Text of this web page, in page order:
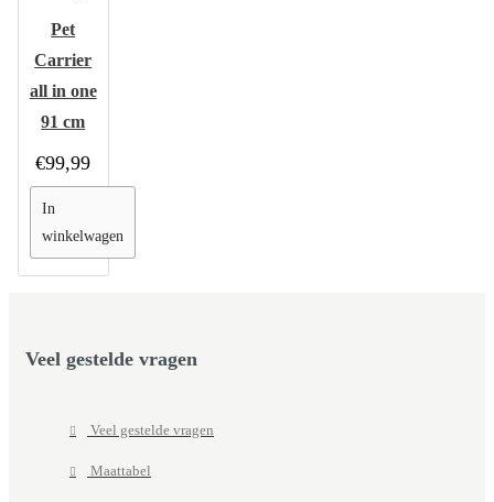
Pet
Carrier
all in one
91 cm
€99,99
In
winkelwagen
Veel gestelde vragen
Veel gestelde vragen
Maattabel